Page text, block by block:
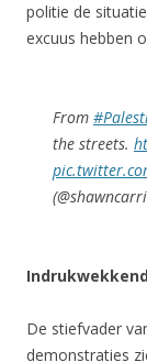
politie de
excuus hebben
From
the streets.
De stiefvader
demonstraties